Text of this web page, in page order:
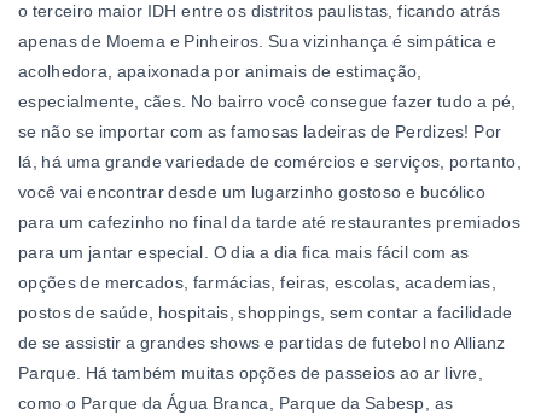
o terceiro maior IDH entre os distritos paulistas, ficando atrás
apenas de Moema e Pinheiros. Sua vizinhança é simpática e
acolhedora, apaixonada por animais de estimação,
especialmente, cães. No bairro você consegue fazer tudo a pé,
se não se importar com as famosas ladeiras de Perdizes! Por
lá, há uma grande variedade de comércios e serviços, portanto,
você vai encontrar desde um lugarzinho gostoso e bucólico
para um cafezinho no final da tarde até restaurantes premiados
para um jantar especial. O dia a dia fica mais fácil com as
opções de mercados, farmácias, feiras, escolas, academias,
postos de saúde, hospitais, shoppings, sem contar a facilidade
de se assistir a grandes shows e partidas de futebol no Allianz
Parque. Há também muitas opções de passeios ao ar livre,
como o Parque da Água Branca, Parque da Sabesp, as